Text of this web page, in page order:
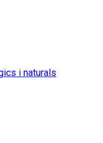
i naturals